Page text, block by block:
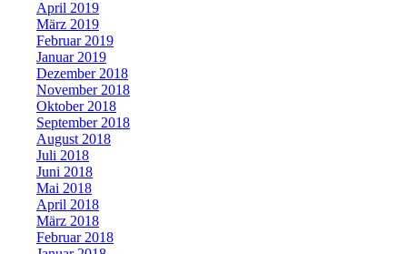
April 2019
März 2019
Februar 2019
Januar 2019
Dezember 2018
November 2018
Oktober 2018
September 2018
August 2018
Juli 2018
Juni 2018
Mai 2018
April 2018
März 2018
Februar 2018